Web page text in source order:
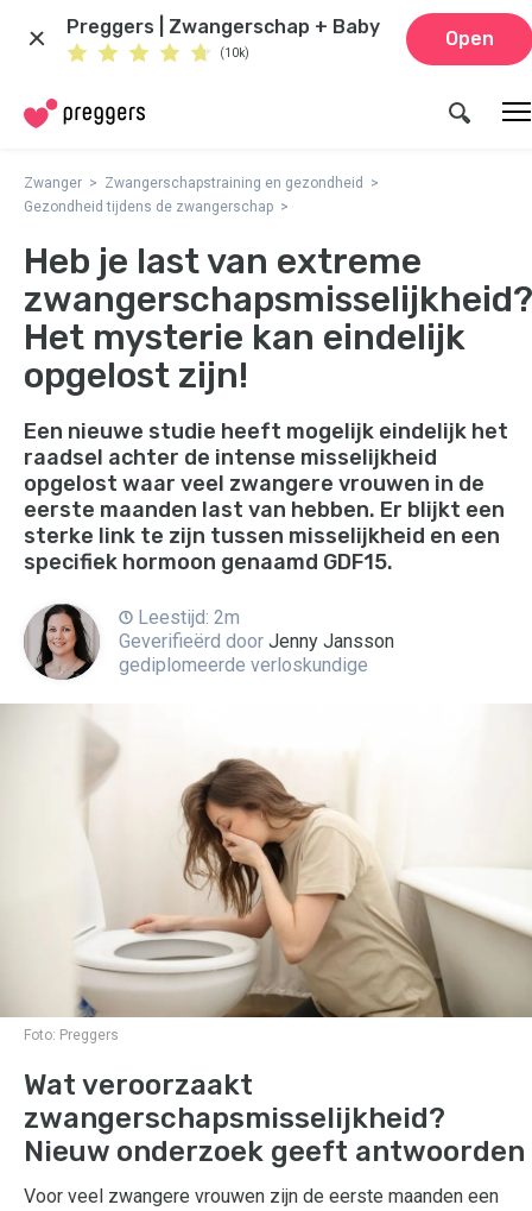
Preggers | Zwangerschap + Baby
(10k)
Open
Zwanger
Zwangerschapstraining en gezondheid
Gezondheid tijdens de zwangerschap
Heb je last van extreme
zwangerschapsmisselijkheid?
Het mysterie kan eindelijk
opgelost zijn!
Een nieuwe studie heeft mogelijk eindelijk het
raadsel achter de intense misselijkheid
opgelost waar veel zwangere vrouwen in de
eerste maanden last van hebben. Er blijkt een
sterke link te zijn tussen misselijkheid en een
specifiek hormoon genaamd GDF15.
Leestijd: 2m
Geverifieërd door Jenny Jansson
gediplomeerde verloskundige
Foto: Preggers
Wat veroorzaakt
zwangerschapsmisselijkheid?
Nieuw onderzoek geeft antwoorden
Voor veel zwangere vrouwen zijn de eerste maanden een